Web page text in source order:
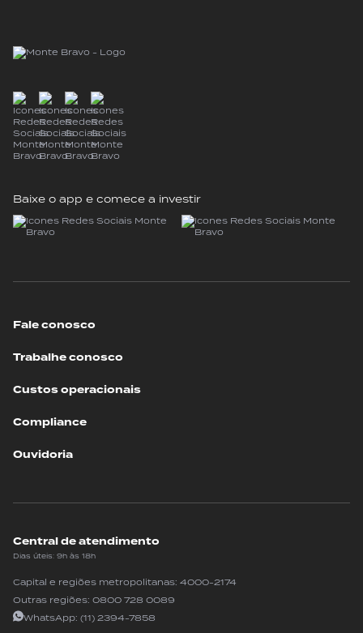
Baixe o app e comece a investir
Fale conosco
Trabalhe conosco
Custos operacionais
Compliance
Ouvidoria
Central de atendimento
Dias úteis: 9h às 18h
Capital e regiões metropolitanas: 4000-2174
Outras regiões: 0800 728 0089
WhatsApp: (11) 2394-7858